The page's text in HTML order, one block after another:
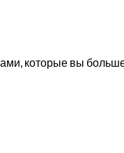
которые вы